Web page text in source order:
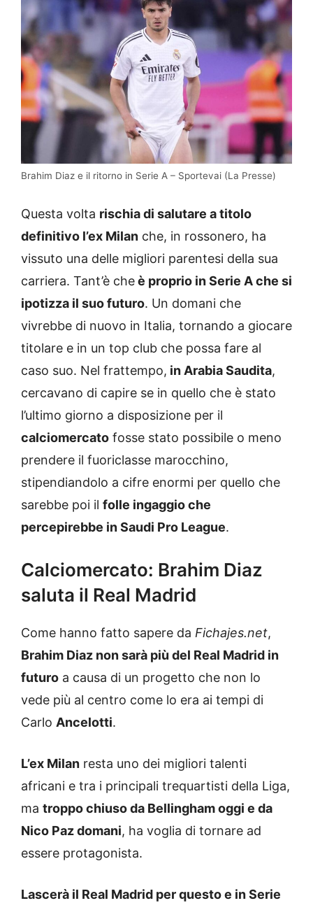
Brahim Diaz e il ritorno in Serie A – Sportevai (La Presse)
Questa volta rischia di salutare a titolo
definitivo l’ex Milan che, in rossonero, ha
vissuto una delle migliori parentesi della sua
carriera. Tant’è cheè proprio in Serie A che si
ipotizza il suo futuro. Un domani che
vivrebbe di nuovo in Italia, tornando a giocare
titolare e in un top club che possa fare al
caso suo. Nel frattempo, in Arabia Saudita,
cercavano di capire se in quello che è stato
l’ultimo giorno a disposizione per il
calciomercato fosse stato possibile o meno
prendere il fuoriclasse marocchino,
stipendiandolo a cifre enormi per quello che
sarebbe poi il folle ingaggio che
percepirebbe in Saudi Pro League.
Calciomercato: Brahim Diaz
saluta il Real Madrid
Come hanno fatto sapere da Fichajes.net,
Brahim Diaz non sarà più del Real Madrid in
futuro a causa di un progetto che non lo
vede più al centro come lo era ai tempi di
Carlo Ancelotti.
L’ex Milan resta uno dei migliori talenti
africani e tra i principali trequartisti della Liga,
ma troppo chiuso da Bellingham oggi e da
Nico Paz domani, ha voglia di tornare ad
essere protagonista.
Lascerà il Real Madrid per questo e in Serie